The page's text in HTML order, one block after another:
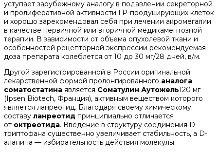
уступает зарубежному аналогу в подавлении секреторной
и пролиферативной активности ГР-продуцирующих клеток
и хорошо зарекомендовал себя при лечении акромегалии
в качестве первичной или вторичной медикаментозной
терапии. В зависимости от объема опухолевой ткани и
особенностей рецепторной экспрессии рекомендуемая
доза препарата колеблется от 10 до 30 мг/28 дней, в/м.
Другой зарегистрированной в России оригинальной
лекарственной формой пролонгированного аналога
соматостатина является Соматулин Аутожель120 мг
(Ipsen Biotech, Франция), активным веществом которого
является ланреотид. Благодаря своему химическому
составу ланреотид принципиально отличается
от октреотида. Введение в структуру соединения D-
триптофана существенно увеличивает стабильность, а D-
аланина — избирательность действия молекулы.